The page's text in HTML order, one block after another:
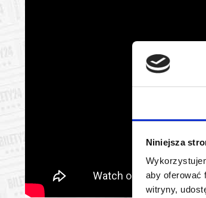
Niniejsza
aby oferować
witryny,